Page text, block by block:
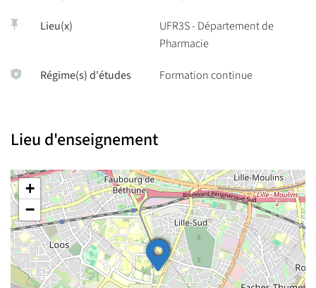
Lieu(x)
UFR3S - Département de
Pharmacie
Régime(s) d'études Formation continue
Lieu d'enseignement
+
−